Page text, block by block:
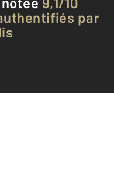
par
clients